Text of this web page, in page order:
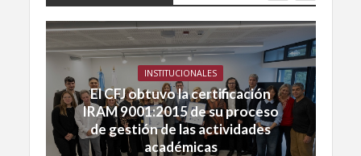
INSTITUCIONALES
El CFJ obtuvo la certificación
IRAM 9001:2015 de su proceso
de gestión de las actividades
académicas